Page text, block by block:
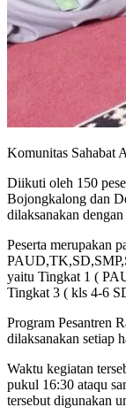
Komunitas Sahabat
Diikuti oleh 150
Bojongkalong dan
dilaksanakan
Peserta merupakan
yaitu Tingkat 1 (
Tingkat 3 ( kls 4-6
Program Pesantren
dilaksanakan setiap
Waktu kegiatan
pukul 16:30 ataqu
tersebut digunakan